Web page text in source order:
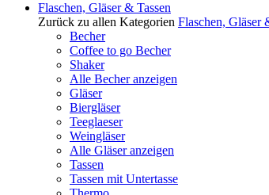
Flaschen, Gläser & Tassen
Zurück zu allen Kategorien Flaschen, Gläser
Becher
Coffee to go Becher
Shaker
Alle Becher anzeigen
Gläser
Biergläser
Teeglaeser
Weingläser
Alle Gläser anzeigen
Tassen
Tassen mit Untertasse